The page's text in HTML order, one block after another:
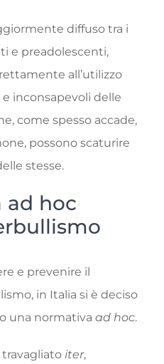
diffuso tra i
e preadolescenti,
all’utilizzo
inconsapevoli delle
come spesso accade,
possono scaturire
stesse.
ad hoc
e prevenire il
in Italia si è deciso
una normativa ad hoc.
iter,